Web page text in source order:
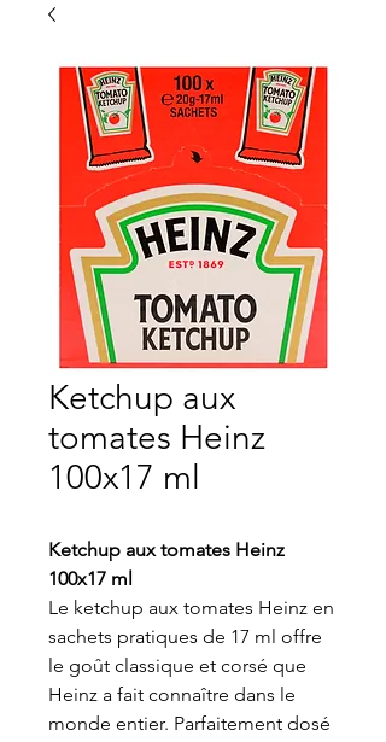
Ketchup aux
tomates Heinz
100x17 ml
Ketchup aux tomates Heinz
100x17 ml
Le ketchup aux tomates Heinz en
sachets pratiques de 17 ml offre
le goût classique et corsé que
Heinz a fait connaître dans le
monde entier. Parfaitement dosé